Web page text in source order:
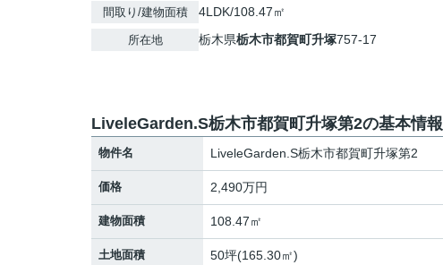
間取り/建物面積 4LDK/108.47㎡
所在地 栃木県栃木市都賀町升塚757-17
LiveleGarden.S栃木市都賀町升塚第2の基本情報
物件名 LiveleGarden.S栃木市都賀町升塚第2
価格 2,490万円
建物面積 108.47㎡
土地面積 50坪(165.30㎡)